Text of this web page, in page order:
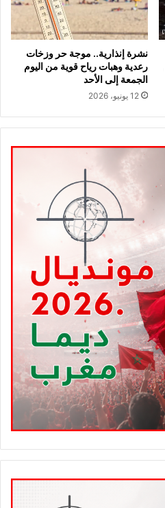
نشرة إنذارية.. موجة حر وزخات
رعدية وهبات رياح قوية من اليوم
الجمعة إلى الأحد
12 يونيو، 2026